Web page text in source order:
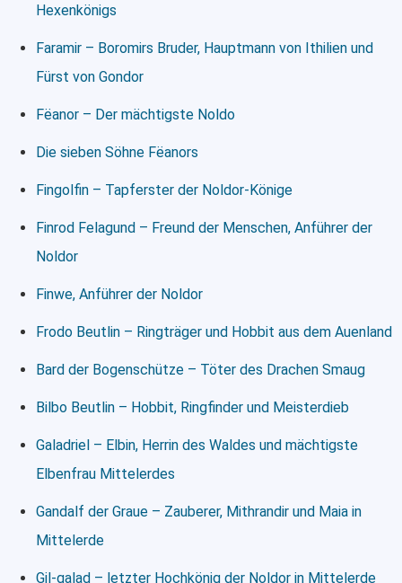
Hexenkönigs
Faramir – Boromirs Bruder, Hauptmann von Ithilien und
Fürst von Gondor
Fëanor – Der mächtigste Noldo
Die sieben Söhne Fëanors
Fingolfin – Tapferster der Noldor-Könige
Finrod Felagund – Freund der Menschen, Anführer der
Noldor
Finwe, Anführer der Noldor
Frodo Beutlin – Ringträger und Hobbit aus dem Auenland
Bard der Bogenschütze – Töter des Drachen Smaug
Bilbo Beutlin – Hobbit, Ringfinder und Meisterdieb
Galadriel – Elbin, Herrin des Waldes und mächtigste
Elbenfrau Mittelerdes
Gandalf der Graue – Zauberer, Mithrandir und Maia in
Mittelerde
Gil-galad – letzter Hochkönig der Noldor in Mittelerde